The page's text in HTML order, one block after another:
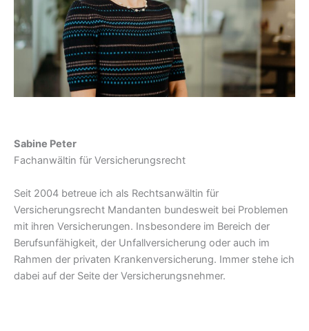
Sabine Peter
Fachanwältin für Versicherungsrecht
Seit 2004 betreue ich als Rechtsanwältin für
Versicherungsrecht Mandanten bundesweit bei Problemen
mit ihren Versicherungen. Insbesondere im Bereich der
Berufsunfähigkeit, der Unfallversicherung oder auch im
Rahmen der privaten Krankenversicherung. Immer stehe ich
dabei auf der Seite der Versicherungsnehmer.